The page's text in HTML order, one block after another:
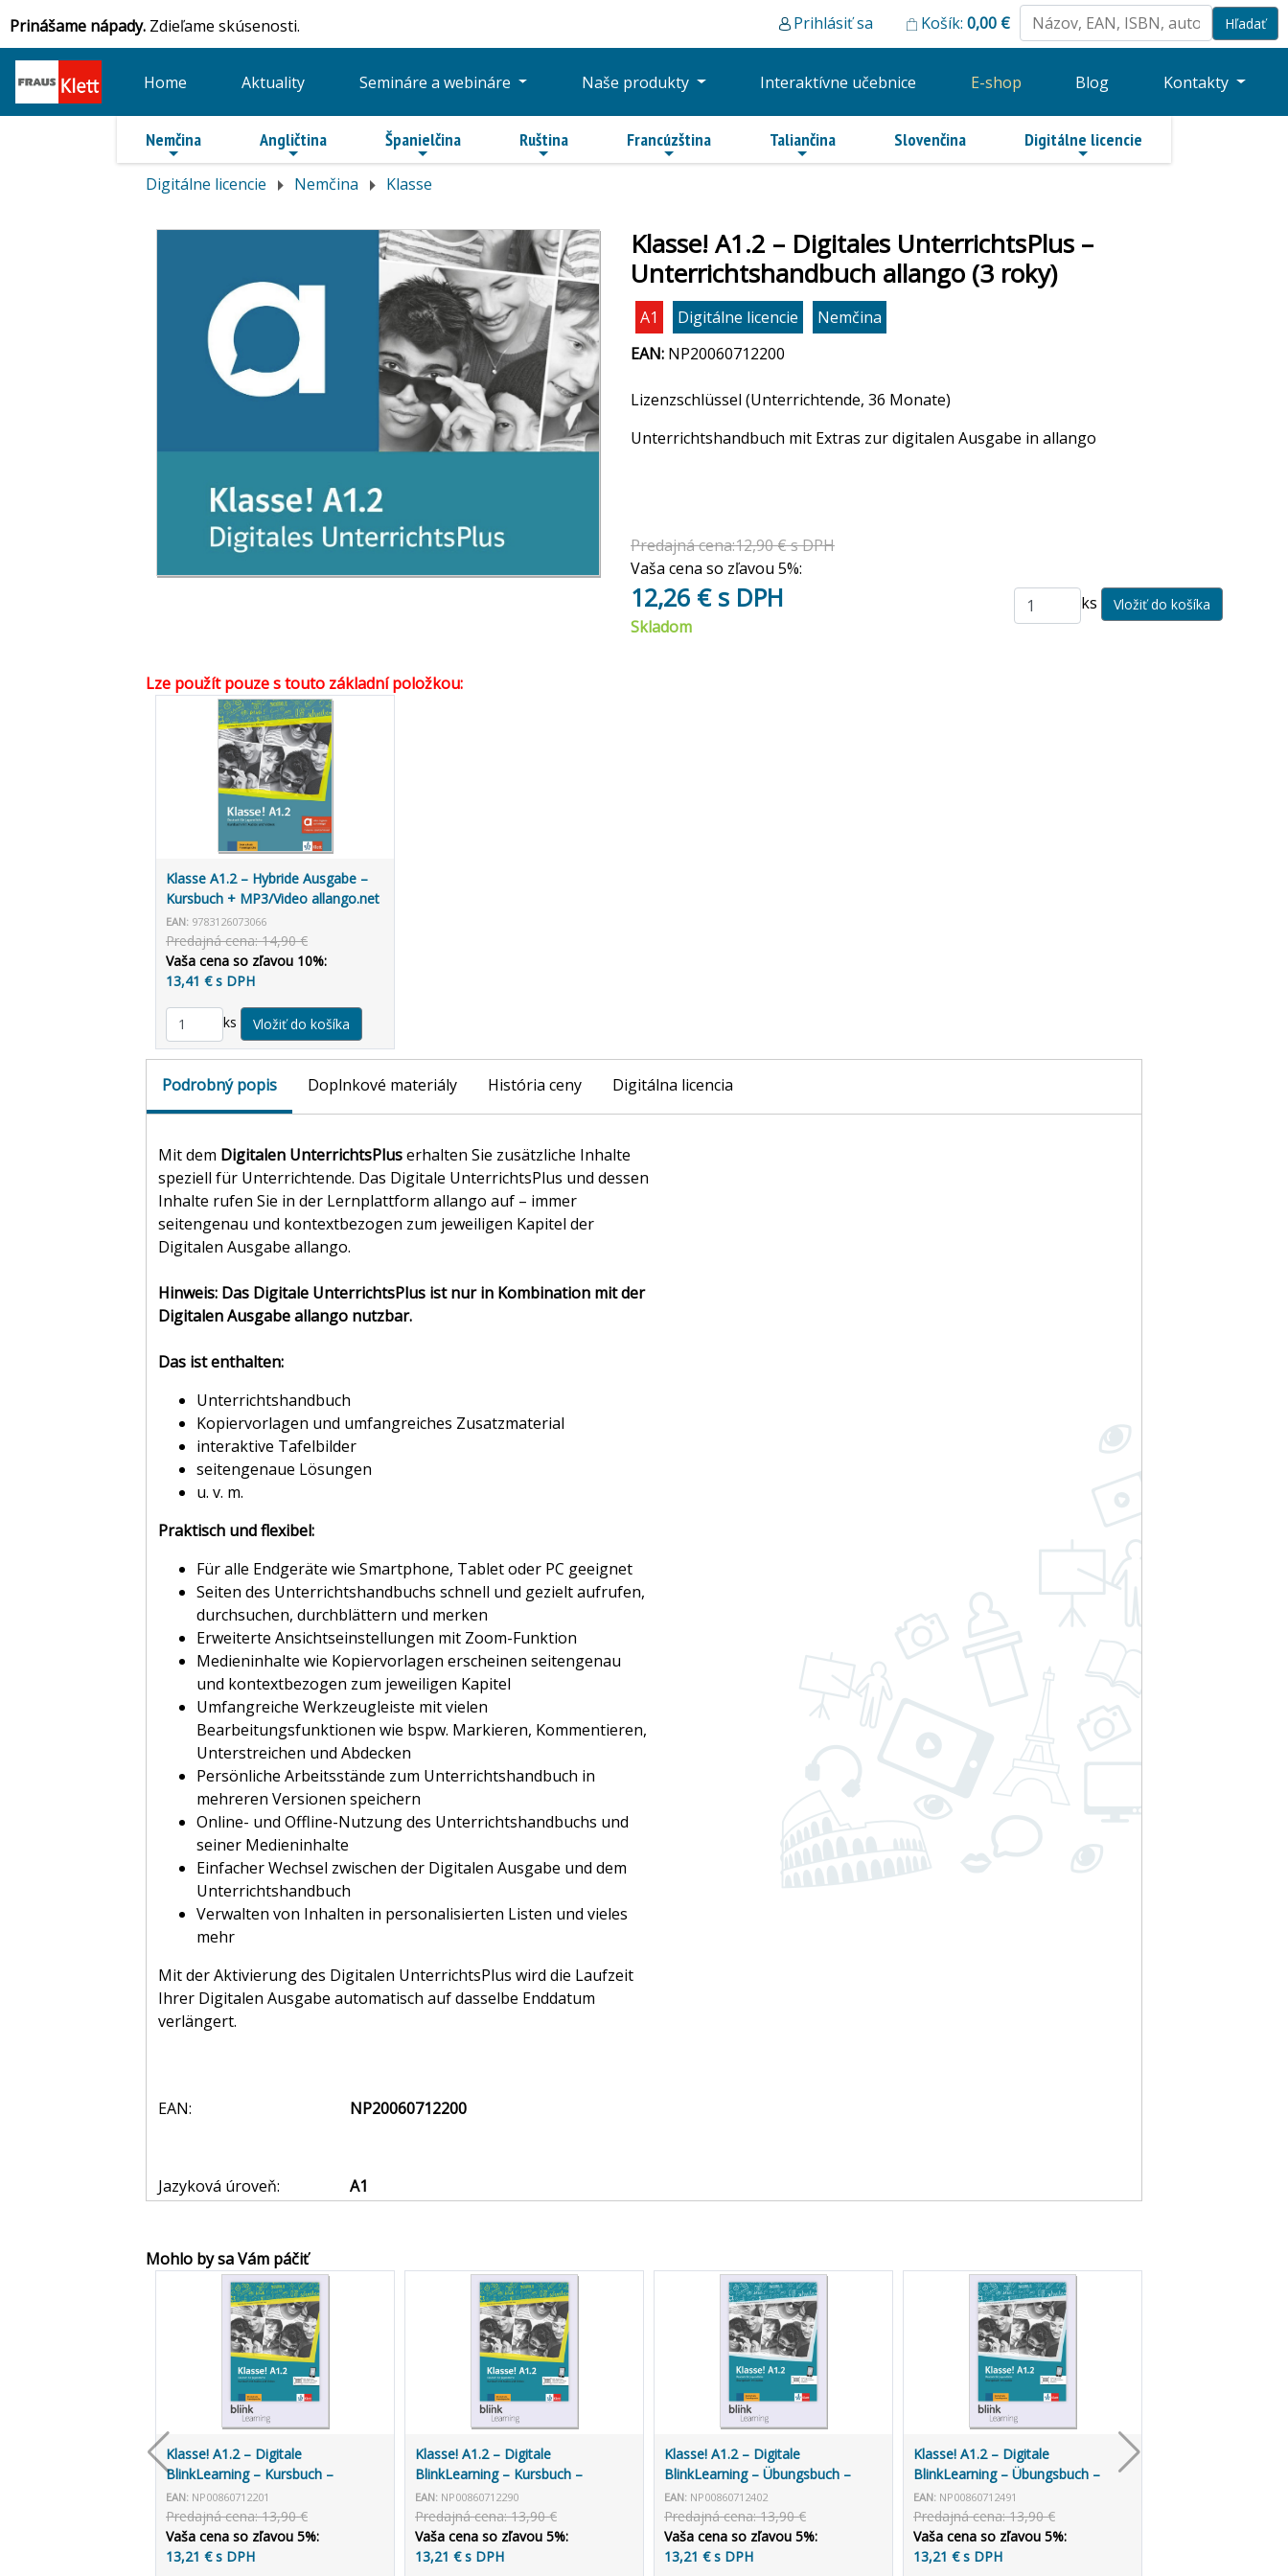
Prinášame nápady. Zdieľame skúsenosti. Prihlásiť sa Košík: 0,00 €
Home Aktuality Semináre a webináre Naše produkty Interaktívne učebnice E-shop Blog Kontakty
Nemčina Angličtina Španielčina Ruština Francúzština Taliančina Slovenčina Digitálne licencie
Digitálne licencie Nemčina Klasse
Klasse! A1.2 – Digitales UnterrichtsPlus –
Unterrichtshandbuch allango (3 roky)
A1 Digitálne licencie
Nemčina
EAN: NP20060712200
Lizenzschlüssel (Unterrichtende, 36 Monate)
Unterrichtshandbuch mit Extras zur digitalen Ausgabe in allango
Predajná cena:12,90 € s DPH
Vaša cena so zľavou 5%:
12,26 € s DPH
Skladom
ks
Lze použít pouze s touto základní položkou:
Klasse A1.2 – Hybride Ausgabe –
Kursbuch + MP3/Video allango.net
+ Lizenz (24 Monate)
EAN: 9783126073066
Predajná cena: 14,90 €
Vaša cena so zľavou 10%:
13,41 € s DPH
ks
Podrobný popis Doplnkové materiály História ceny Digitálna licencia
Mit dem Digitalen UnterrichtsPluserhalten Sie zusätzliche Inhalte
speziell für Unterrichtende. Das Digitale UnterrichtsPlus und dessen
Inhalte rufen Sie in der Lernplattform allango auf – immer
seitengenau und kontextbezogen zum jeweiligen Kapitel der
Digitalen Ausgabe allango.
Hinweis: Das Digitale UnterrichtsPlus ist nur in Kombination mit der
Digitalen Ausgabe allango nutzbar.
Das ist enthalten:
Unterrichtshandbuch
Kopiervorlagen und umfangreiches Zusatzmaterial
interaktive Tafelbilder
seitengenaue Lösungen
u. v. m.
Praktisch und flexibel:
Für alle Endgeräte wie Smartphone, Tablet oder PC geeignet
Seiten des Unterrichtshandbuchs schnell und gezielt aufrufen,
durchsuchen, durchblättern und merken
Erweiterte Ansichtseinstellungen mit Zoom-Funktion
Medieninhalte wie Kopiervorlagen erscheinen seitengenau
und kontextbezogen zum jeweiligen Kapitel
Umfangreiche Werkzeugleiste mit vielen
Bearbeitungsfunktionen wie bspw. Markieren, Kommentieren,
Unterstreichen und Abdecken
Persönliche Arbeitsstände zum Unterrichtshandbuch in
mehreren Versionen speichern
Online- und Offline-Nutzung des Unterrichtshandbuchs und
seiner Medieninhalte
Einfacher Wechsel zwischen der Digitalen Ausgabe und dem
Unterrichtshandbuch
Verwalten von Inhalten in personalisierten Listen und vieles
mehr
Mit der Aktivierung des Digitalen UnterrichtsPlus wird die Laufzeit
Ihrer Digitalen Ausgabe automatisch auf dasselbe Enddatum
verlängert.
EAN: NP20060712200
Jazyková úroveň: A1
Mohlo by sa Vám páčiť
Klasse! A1.2 – Digitale
BlinkLearning – Kursbuch –
Lernende (14 mesiacov)
EAN: NP00860712201
Predajná cena: 13,90 €
Vaša cena so zľavou 5%:
13,21 € s DPH
Klasse! A1.2 – Digitale
BlinkLearning – Kursbuch –
Unterrichtende (3 roky)
EAN: NP00860712290
Predajná cena: 13,90 €
Vaša cena so zľavou 5%:
13,21 € s DPH
Klasse! A1.2 – Digitale
BlinkLearning – Übungsbuch –
Lernende (14 mesiacov)
EAN: NP00860712402
Predajná cena: 13,90 €
Vaša cena so zľavou 5%:
13,21 € s DPH
Klasse! A1.2 – Digitale
BlinkLearning – Übungsbuch –
Unterrichtende (3 roky)
EAN: NP00860712491
Predajná cena: 13,90 €
Vaša cena so zľavou 5%:
13,21 € s DPH